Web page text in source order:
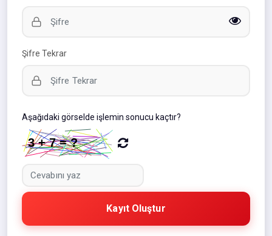
Şifre Tekrar
Aşağıdaki görselde işlemin sonucu kaçtır?
Kayıt Oluştur